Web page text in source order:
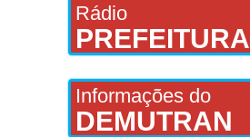
Rádio
PREFEITURA
Informações do
DEMUTRAN